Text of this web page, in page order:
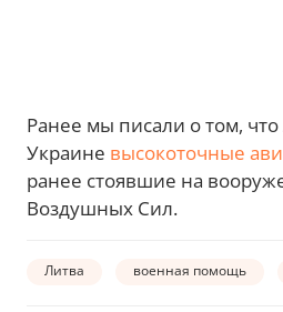
Ранее мы писали о том,
Украине высокоточные
ранее стоявшие на
Воздушных Сил.
Литва военная помощь